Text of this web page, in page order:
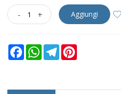
- + Aggiungi
FacebookWhatsAppTelegram